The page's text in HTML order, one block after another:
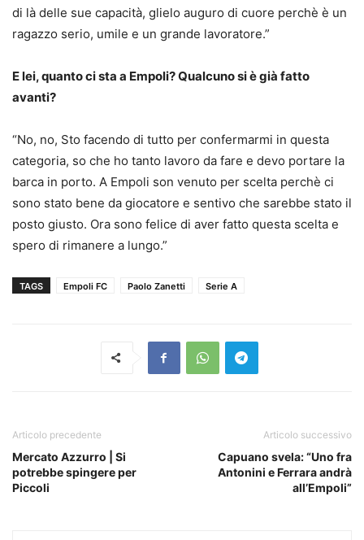
di là delle sue capacità, glielo auguro di cuore perchè è un
ragazzo serio, umile e un grande lavoratore.”
E lei, quanto ci sta a Empoli? Qualcuno si è già fatto
avanti?
“No, no, Sto facendo di tutto per confermarmi in questa
categoria, so che ho tanto lavoro da fare e devo portare la
barca in porto. A Empoli son venuto per scelta perchè ci
sono stato bene da giocatore e sentivo che sarebbe stato il
posto giusto. Ora sono felice di aver fatto questa scelta e
spero di rimanere a lungo.”
TAGS Empoli FC Paolo Zanetti Serie A
Articolo precedente
Mercato Azzurro | Si
potrebbe spingere per
Piccoli
Articolo successivo
Capuano svela: “Uno fra
Antonini e Ferrara andrà
all’Empoli”